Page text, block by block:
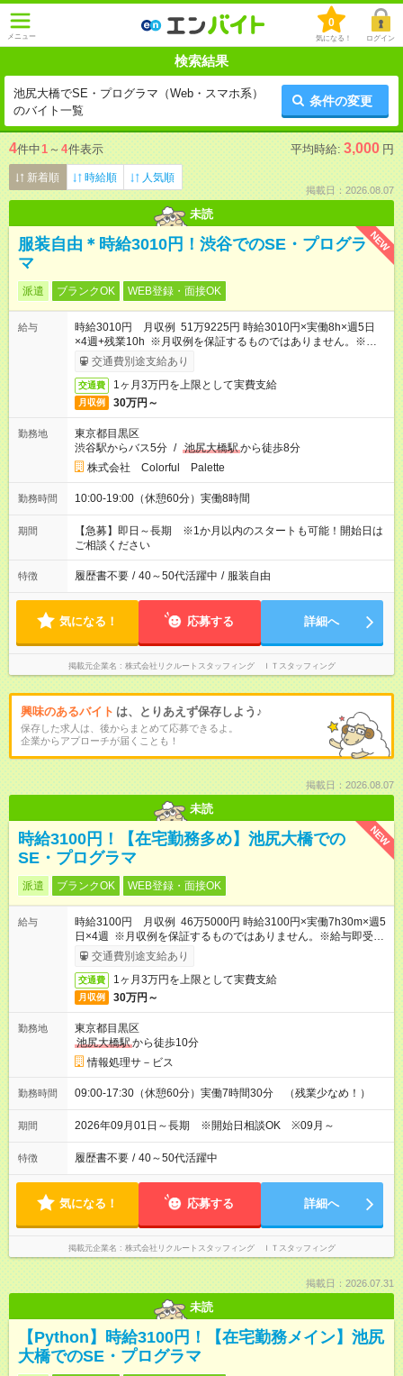
メニュー
0
気になる！ ログイン
検索結果
池尻大橋でSE・プログラマ（Web・スマホ系）
のバイト一覧
条件の変更
4件中1 ～ 4件表示 平均時給: 3,000 円
新着順 時給順 人気順
掲載日：2026.08.07
未読
NEW
服装自由＊時給3010円！渋谷でのSE・プログラ
マ
派遣 ブランクOK WEB登録・面接OK
給与
時給3010円 月収例 51万9225円 時給3010円×実働8h×週5日
×4週+残業10h ※月収例を保証するものではありません。※給与
即受取りサービス利用可（利用条件有）
交通費別途支給あり
交通費 1ヶ月3万円を上限として実費支給
月収例 30万円～
勤務地
東京都目黒区
渋谷駅からバス5分 / 池尻大橋駅から徒歩8分
株式会社 Colorful Palette
勤務時間 10:00-19:00（休憩60分）実働8時間
期間
【急募】即日～長期 ※1か月以内のスタートも可能！開始日は
ご相談ください
特徴 履歴書不要 / 40～50代活躍中 / 服装自由
気になる！ 応募する 詳細へ
掲載元企業名 株式会社リクルートスタッフィング ＩＴスタッフィング
興味のあるバイト は、とりあえず保存しよう♪
保存した求人は、後からまとめて応募できるよ。
企業からアプローチが届くことも！
掲載日：2026.08.07
未読
NEW
時給3100円！【在宅勤務多め】池尻大橋での
SE・プログラマ
派遣 ブランクOK WEB登録・面接OK
給与
時給3100円 月収例 46万5000円 時給3100円×実働7h30m×週5
日×4週 ※月収例を保証するものではありません。※給与即受取
りサービス利用可（利用条件有）
交通費別途支給あり
交通費 1ヶ月3万円を上限として実費支給
月収例 30万円～
勤務地
東京都目黒区
池尻大橋駅から徒歩10分
情報処理サ－ビス
勤務時間 09:00-17:30（休憩60分）実働7時間30分 （残業少なめ！）
期間 2026年09月01日～長期 ※開始日相談OK ※09月～
特徴 履歴書不要 / 40～50代活躍中
気になる！ 応募する 詳細へ
掲載元企業名 株式会社リクルートスタッフィング ＩＴスタッフィング
掲載日：2026.07.31
未読
【Python】時給3100円！【在宅勤務メイン】池尻
大橋でのSE・プログラマ